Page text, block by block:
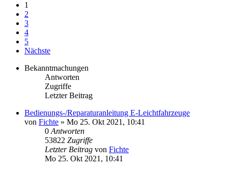
1
2
3
4
5
Nächste
Bekanntmachungen
Antworten
Zugriffe
Letzter Beitrag
Bedienungs-/Reparaturanleitung E-Leichtfahrzeuge
von Fichte » Mo 25. Okt 2021, 10:41
0Antworten
53822 Zugriffe
Letzter Beitrag von Fichte
Mo 25. Okt 2021, 10:41